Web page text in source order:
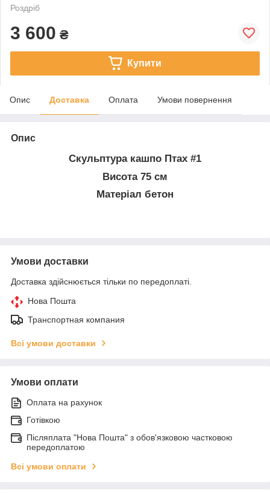
Роздріб
3 600 ₴
Купити
Опис Доставка Оплата Умови повернення
Опис
Скульптура кашпо Птах #1
Висота 75 см
Матеріал бетон
Умови доставки
Доставка здійснюється тільки по передоплаті.
Нова Пошта
Транспортная компания
Всі умови доставки
Умови оплати
Оплата на рахунок
Готівкою
Післяплата "Нова Пошта" з обов'язковою частковою
передоплатою
Всі умови оплати